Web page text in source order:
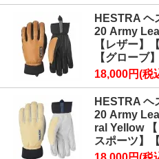
HESTRA ヘ
20 Army
【レザー】
【グローブ】
18,000円(税
HESTRA ヘ
20 Army
ral Yellow
スポーツ】